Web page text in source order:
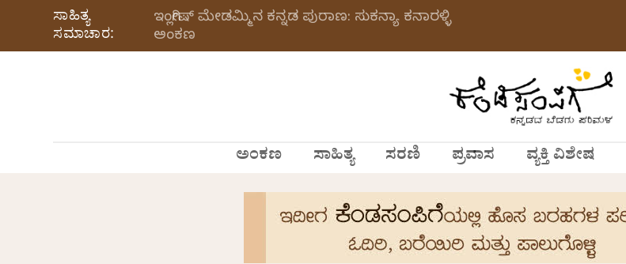
ಸಾಹಿತ್ಯ
ಸಮಾಚಾರ:
ಇಂಗ್ಲೀಷ್ ಮೇಡಮ್ಮಿನ ಕನ್ನಡ ಪುರಾಣ: ಸುಕನ್ಯಾ ಕನಾರಳ್ಳಿ
ಅಂಕಣ
ಅಂಕಣ ಸಾಹಿತ್ಯ ಸರಣಿ ಪ್ರವಾಸ ವ್ಯಕ್ತಿ ವಿಶೇಷ